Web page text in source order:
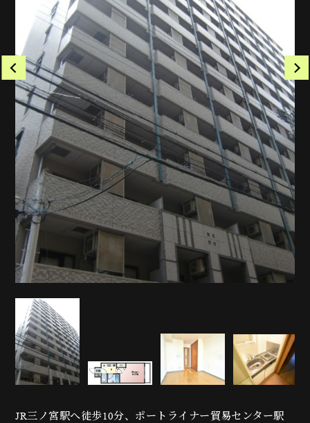
JR三ノ宮駅へ徒歩10分、ポートライナー貿易センター駅